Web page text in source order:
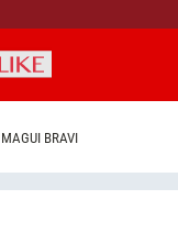
MAGUI BRAVI